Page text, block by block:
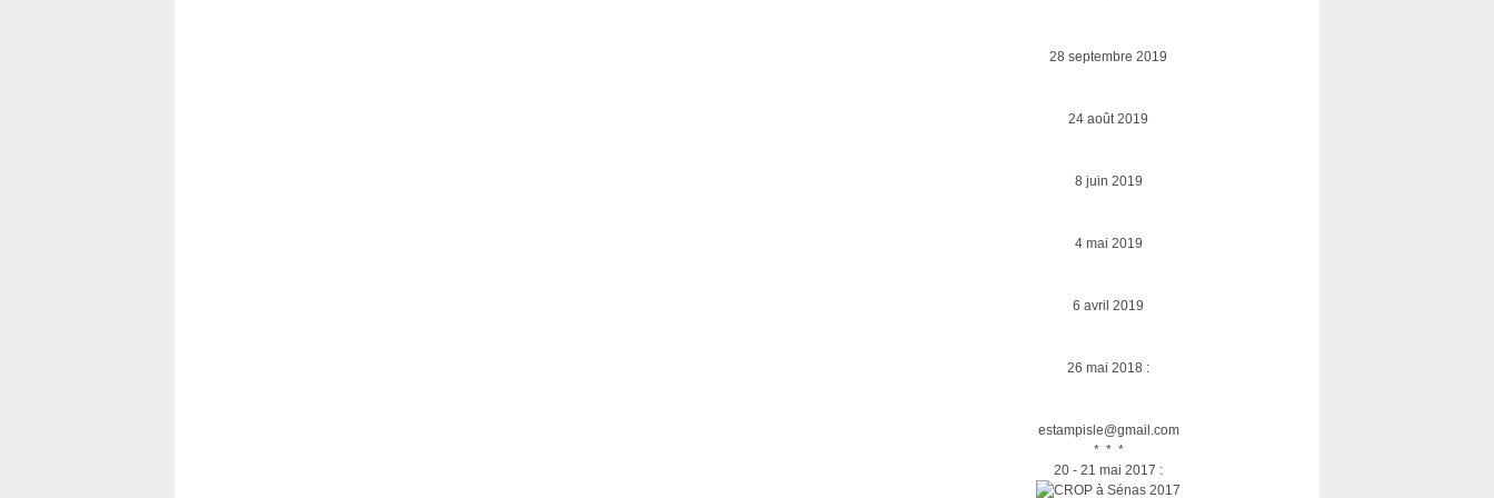
28 septembre 2019
24 août 2019
8 juin 2019
4 mai 2019
6 avril 2019
26 mai 2018 :
estampisle@gmail.com
* * *
20 - 21 mai 2017 :